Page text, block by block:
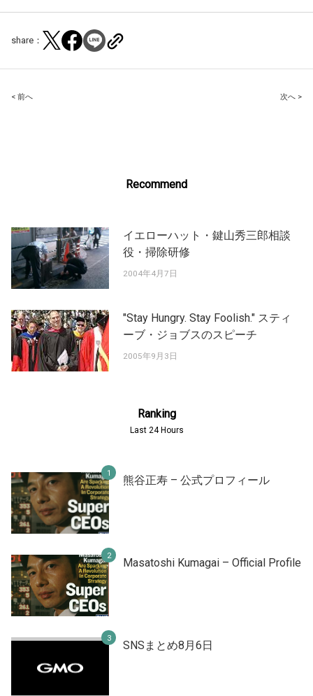
share：
Post
< 前へ 次へ >
Recommend
イエローハット・鍵山秀三郎相談
役・掃除研修
2004年4月7日
"Stay Hungry. Stay Foolish." スティ
ーブ・ジョブスのスピーチ
2005年9月3日
Ranking
Last 24 Hours
熊谷正寿 – 公式プロフィール
Masatoshi Kumagai – Official Profile
SNSまとめ8月6日